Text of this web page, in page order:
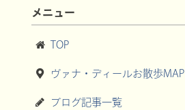
メニュー
TOP
ヴァナ・ディールお散歩MAP
ブログ記事一覧